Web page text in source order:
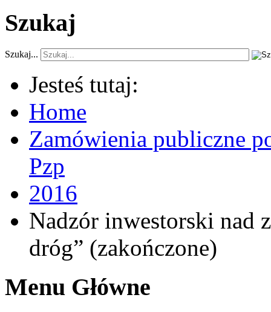
Szukaj
Szukaj...
Jesteś tutaj:
Home
Zamówienia publiczne
Pzp
2016
Nadzór inwestorski nad
dróg” (zakończone)
Menu Główne